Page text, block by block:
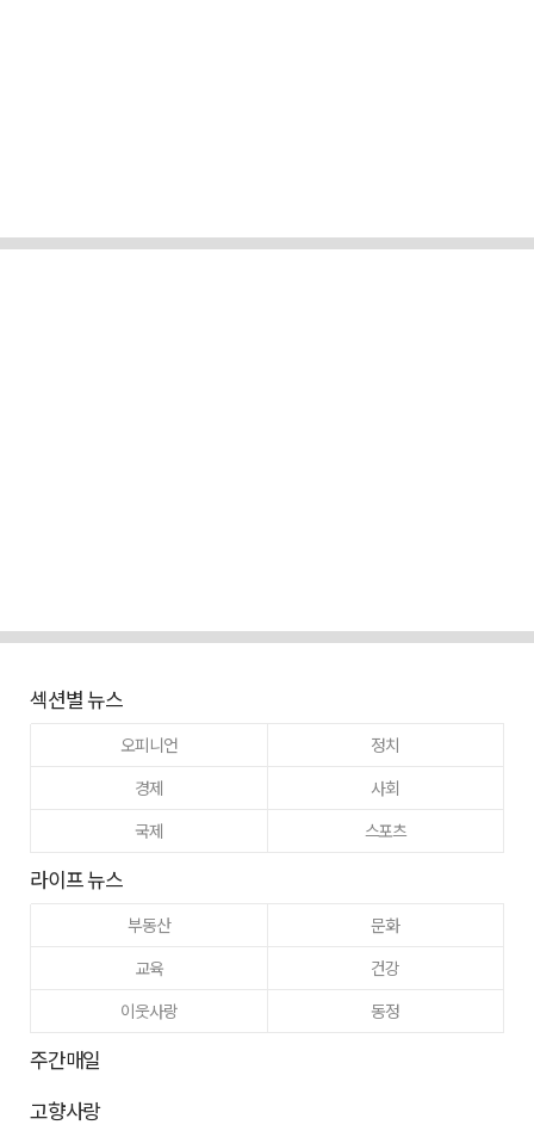
섹션별 뉴스
오피니언
정치
경제
사회
국제
스포츠
라이프 뉴스
부동산
문화
교육
건강
이웃사랑
동정
주간매일
고향사랑